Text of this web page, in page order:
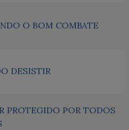
O BOM COMBATE
DESISTIR
PROTEGIDO POR TODOS